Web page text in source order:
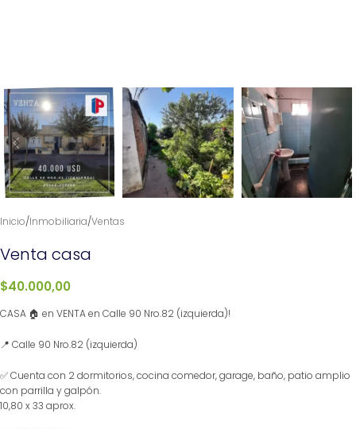
Inicio/Inmobiliaria/Ventas
Venta casa
$40.000,00
CASA 🏠 en VENTA en Calle 90 Nro.82 (izquierda)!
📍 Calle 90 Nro.82 (izquierda)
✅ Cuenta con 2 dormitorios, cocina comedor, garage, baño, patio amplio
con parrilla y galpón.
10,80 x 33 aprox.